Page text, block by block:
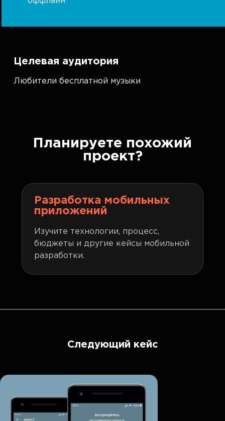
Целевая аудитория
Любители бесплатной музыки
Планируете похожий
проект?
Разработка мобильных
приложений
Изучите технологии, процесс,
бюджеты и другие кейсы мобильной
разработки.
Следующий кейс